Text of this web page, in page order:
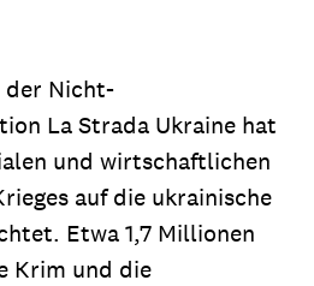
der Nicht-
La Strada Ukraine hat
und wirtschaftlichen
auf die ukrainische
Etwa 1,7 Millionen
Krim und die